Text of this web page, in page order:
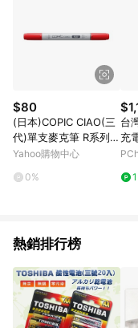
[2026/6/2起適用] 《5》
扣 (含折價券折扣)】、【
運費】等金額。 《6》符
家訂單頁面標示「LINE回
POINTS點數資格亦不得
「單一商品最高回饋點數
限」)，以同一訂單中同一
當下LINE購物所設定的回
訊整合性平台，商品資料
顏色、價位、贈品與
頁標示為準！
$80
(日本)COPIC CIAO(三
代)單支麥克筆 R系列-
R27
Yahoo購物中心
0%
台
充
熱銷排行榜